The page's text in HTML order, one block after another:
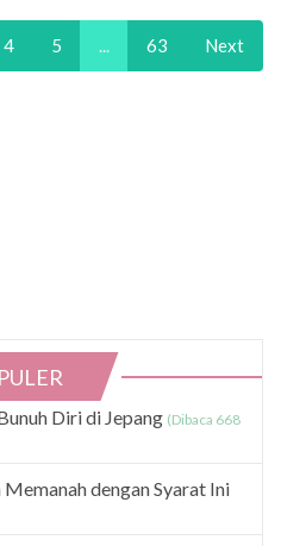
4 5 ... 63 Next
Diri di Jepang (Dibaca 668
dengan Syarat Ini